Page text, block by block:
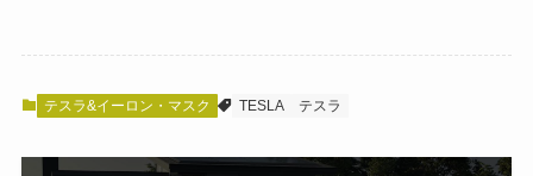
テスラ&イーロン・マスク TESLA テスラ